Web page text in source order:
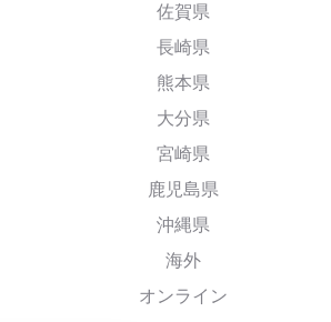
佐賀県
長崎県
熊本県
大分県
宮崎県
鹿児島県
沖縄県
海外
オンライン